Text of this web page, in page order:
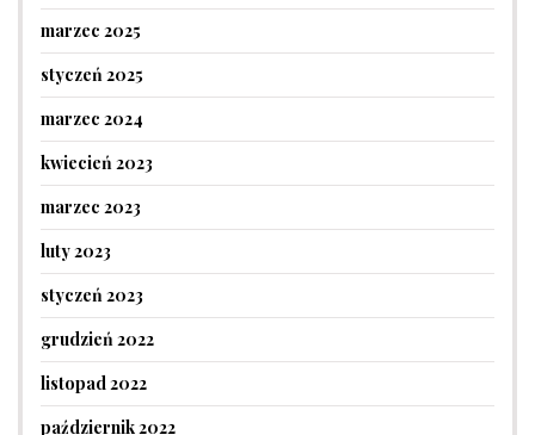
marzec 2025
styczeń 2025
marzec 2024
kwiecień 2023
marzec 2023
luty 2023
styczeń 2023
grudzień 2022
listopad 2022
październik 2022